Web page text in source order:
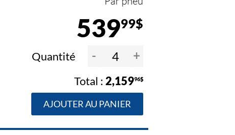
53999$
Quantité - +
2,15996$
AJOUTER AU PANIER